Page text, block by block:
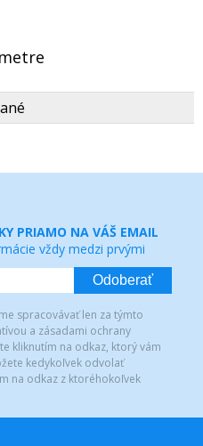
PRIAMO NA VÁŠ EMAIL
vždy medzi prvými
Odoberať
spracovávať len za týmto
a zásadami ochrany
kliknutím na odkaz, ktorý vám
kedykoľvek odvolať
na odkaz z ktoréhokoľvek